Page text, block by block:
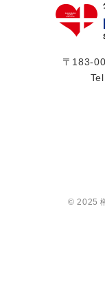
〒183-
© 2025